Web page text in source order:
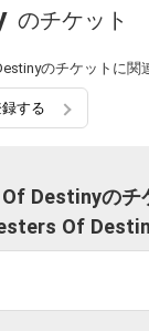
のチケット
のチケットに関
する
Destinyのチ
Of